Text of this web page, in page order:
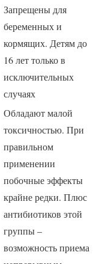
Запрещены для
беременных и
кормящих. Детям до
16 лет только в
исключительных
случаях
Обладают малой
токсичностью. При
правильном
применении
побочные эффекты
крайне редки. Плюс
антибиотиков этой
группы –
возможность приема